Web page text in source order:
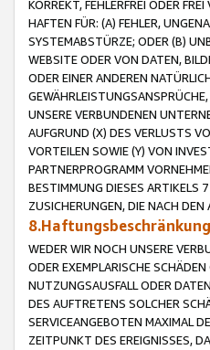
KORREKT, FEHLERFREI ODER
HAFTEN FÜR: (A) FEHLER,
SYSTEMABSTÜRZE; ODER (B)
WEBSITE ODER VON DATEN,
ODER EINER ANDEREN
UNSERE VERBUNDENEN
AUFGRUND (X) DES VERLUSTS
VORTEILEN SOWIE (Y) VON
PARTNERPROGRAMM
BESTIMMUNG DIESES ARTIKELS
ZUSICHERUNGEN, DIE NACH
WEDER WIR NOCH UNSERE
ODER EXEMPLARISCHE
NUTZUNGSAUSFALL ODER
DES AUFTRETENS SOLCHER
SERVICEANGEBOTEN MAXIMAL
ZEITPUNKT DES EREIGNISSES,